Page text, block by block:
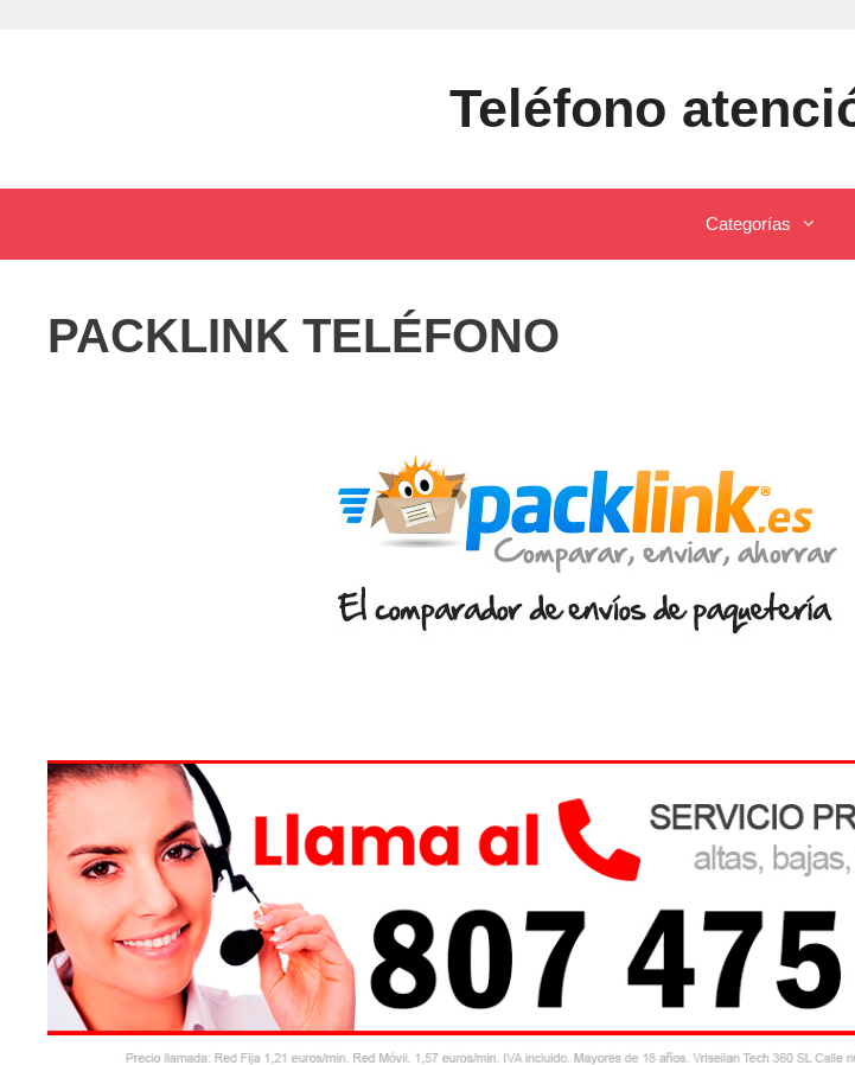
Teléfono
Categorías
PACKLINK TELÉFONO